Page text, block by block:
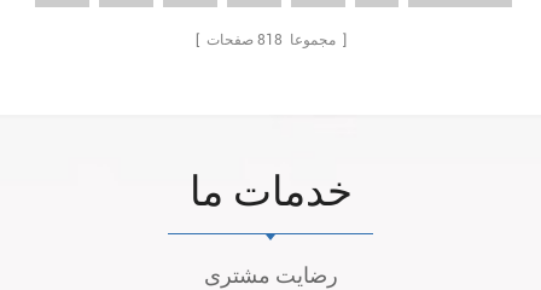
[ مجموعا 818 صفحات ]
خدمات ما
رضایت مشتری